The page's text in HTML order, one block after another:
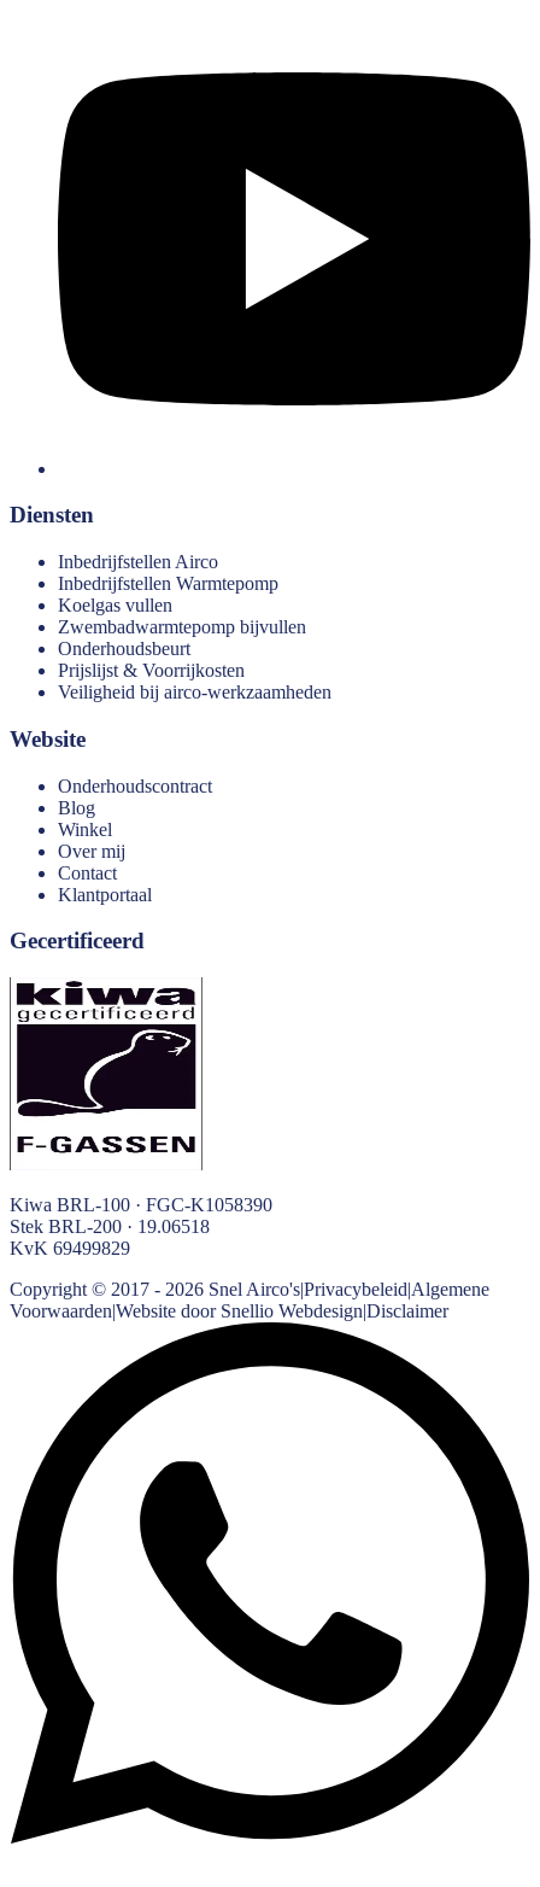
Diensten
Inbedrijfstellen Airco
Inbedrijfstellen Warmtepomp
Koelgas vullen
Zwembadwarmtepomp bijvullen
Onderhoudsbeurt
Prijslijst & Voorrijkosten
Veiligheid bij airco-werkzaamheden
Website
Onderhoudscontract
Blog
Winkel
Over mij
Contact
Klantportaal
Gecertificeerd
Kiwa BRL-100 · FGC-K1058390
Stek BRL-200 · 19.06518
KvK 69499829
Copyright © 2017 - 2026 Snel Airco's|Privacybeleid|Algemene
Voorwaarden|Website door Snellio Webdesign|Disclaimer